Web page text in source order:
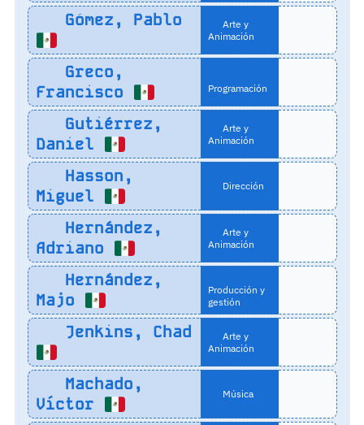
Gómez, Pablo
Arte y
Animación
Greco,
Francisco
Programación
Gutiérrez,
Daniel
Arte y
Animación
Hasson,
Miguel
Dirección
Hernández,
Adriano
Arte y
Animación
Hernández,
Majo
Producción y
gestión
Jenkins, Chad
Arte y
Animación
Machado,
Víctor
Música